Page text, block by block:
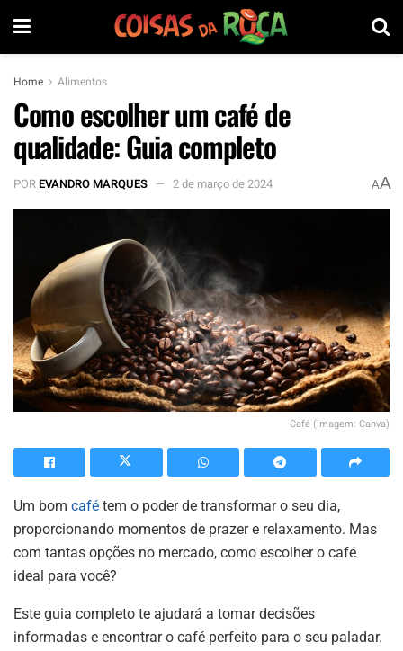
Home Alimentos
Como escolher um café de
qualidade: Guia completo
POREVANDRO MARQUES 2 de março de 2024 AA
Café (imagem: Canva)
Um bom café tem o poder de transformar o seu dia,
proporcionando momentos de prazer e relaxamento. Mas
com tantas opções no mercado, como escolher o café
ideal para você?
Este guia completo te ajudará a tomar decisões
informadas e encontrar o café perfeito para o seu paladar.